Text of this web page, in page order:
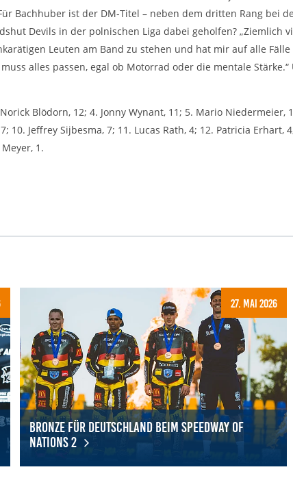
Bachhuber ist der DM-Titel – neben dem dritten Rang bei
Devils in der polnischen Liga dabei geholfen? „Ziemlich
Leuten am Band zu stehen und hat mir auf alle
alles passen, egal ob Motorrad oder die mentale Stärke.“
Blödorn, 12; 4. Jonny Wynant, 11; 5. Mario Niedermeier,
10. Jeffrey Sijbesma, 7; 11. Lucas Rath, 4; 12. Patricia Erhart,
1.
27. Mai 2026
Bronze für Deutschland beim Speedway of
Nations 2